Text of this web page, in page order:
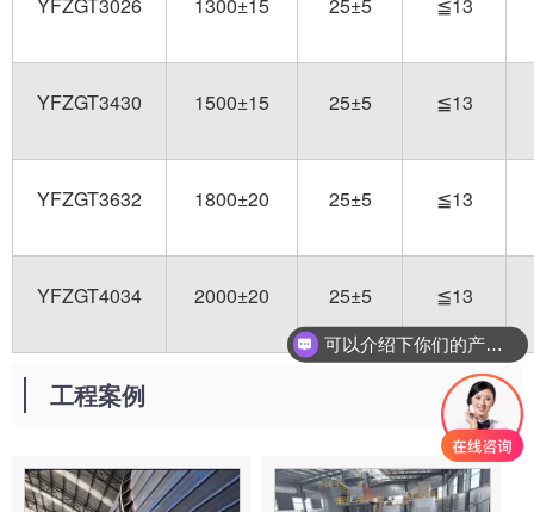
YFZGT3430 1500±15 25±5 ≦13
YFZGT3632 1800±20 25±5 ≦13
YFZGT4034 2000±20 25±5 ≦13
工程案例
可以介绍下你们的产品么